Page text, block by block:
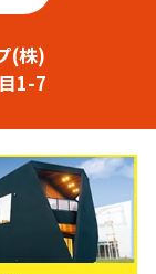
(株)
1-7